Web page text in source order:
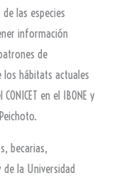
las especies
información
de
hábitats actuales
en el IBONE y
becarias,
de la Universidad